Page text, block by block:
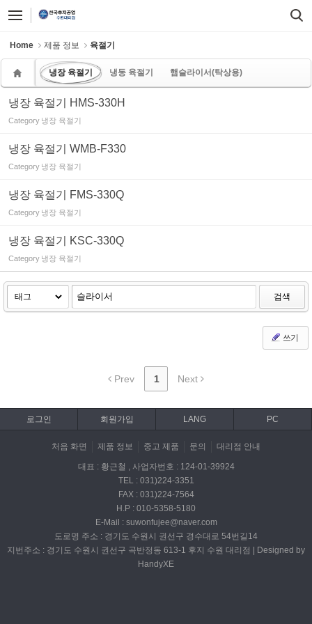
Home 제품 정보 육절기
냉장 육절기 냉동 육절기 햄슬라이서(탁상용)
냉장 육절기 HMS-330H
Category 냉장 육절기
냉장 육절기 WMB-F330
Category 냉장 육절기
냉장 육절기 FMS-330Q
Category 냉장 육절기
냉장 육절기 KSC-330Q
Category 냉장 육절기
검색
쓰기
Prev 1 Next
로그인 회원가입 LANG PC
처음 화면 제품 정보 중고 제품 문의 대리점 안내
대표 : 황근철 , 사업자번호 : 124-01-39924
TEL : 031)224-3351
FAX : 031)224-7564
H.P : 010-5358-5180
E-Mail : suwonfujee@naver.com
도로명 주소 : 경기도 수원시 권선구 경수대로 54번길14
지번주소 : 경기도 수원시 권선구 곡반정동 613-1 후지 수원 대리점 | Designed by
HandyXE